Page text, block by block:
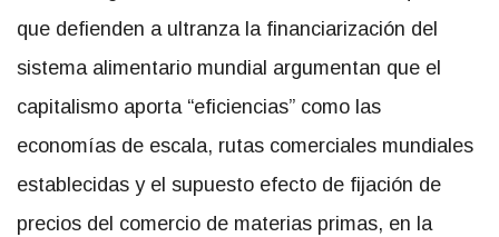
que defienden a ultranza la financiarización del
sistema alimentario mundial argumentan que el
capitalismo aporta “eficiencias” como las
economías de escala, rutas comerciales mundiales
establecidas y el supuesto efecto de fijación de
precios del comercio de materias primas, en la